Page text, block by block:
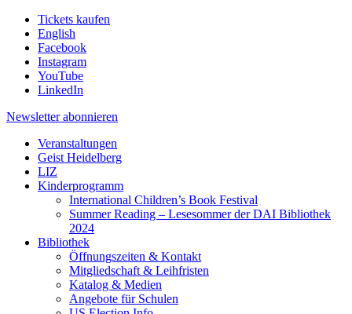
Tickets kaufen
English
Facebook
Instagram
YouTube
LinkedIn
Newsletter abonnieren
Veranstaltungen
Geist Heidelberg
LIZ
Kinderprogramm
International Children’s Book Festival
Summer Reading – Lesesommer der DAI Bibliothek
2024
Bibliothek
Öffnungszeiten & Kontakt
Mitgliedschaft & Leihfristen
Katalog & Medien
Angebote für Schulen